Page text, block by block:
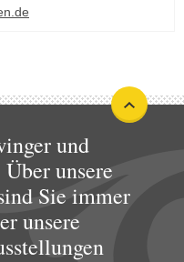
und
unsere
Sie immer
unsere